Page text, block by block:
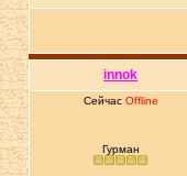
innok
Сейчас Offline
Гурман